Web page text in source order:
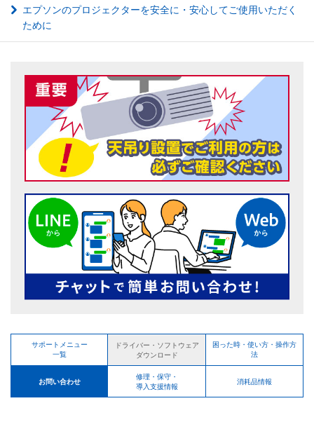
エプソンのプロジェクターを安全に・安心してご使用いただく
ために
サポートメニュー
一覧
ドライバー・ソフトウェア
ダウンロード
困った時・使い方・操作方
法
お問い合わせ
修理・保守・
導入支援情報
消耗品情報